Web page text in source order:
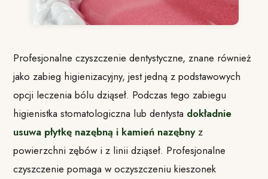
Profesjonalne czyszczenie dentystyczne, znane również
jako zabieg higienizacyjny, jest jedną z podstawowych
opcji leczenia bólu dziąseł. Podczas tego zabiegu
higienistka stomatologiczna lub dentysta dokładnie
usuwa płytkę nazębną i kamień nazębnyz
powierzchni zębów i z linii dziąseł. Profesjonalne
czyszczenie pomaga w oczyszczeniu kieszonek